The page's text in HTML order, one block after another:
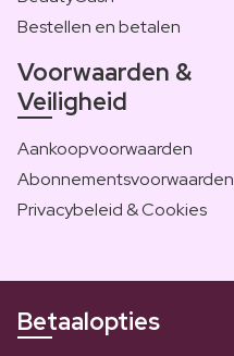
Bestellen en betalen
Voorwaarden &
Veiligheid
Aankoopvoorwaarden
Abonnementsvoorwaarden
Privacybeleid & Cookies
Betaalopties